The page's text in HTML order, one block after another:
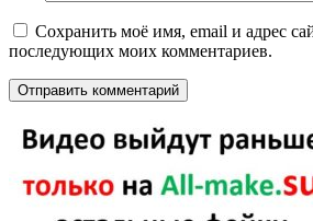
Сохранить моё имя, email и адрес
последующих моих комментариев.